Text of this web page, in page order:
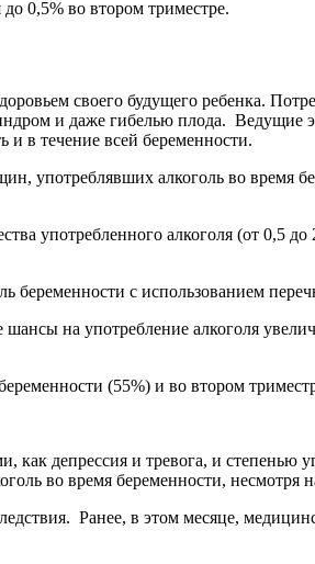
0,5% во втором триместре.
своего будущего ребенка.
и даже гибелью плода. Ведущие
и в течение всей беременности.
употреблявших алкоголь во время
употребленного алкоголя (от 0,5
с использованием
на употребление алкоголя
(55%) и во втором
депрессия и тревога, и степенью
во время беременности, несмотря
Ранее, в этом месяце,